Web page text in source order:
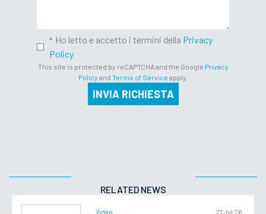
Ho letto e accetto i termini della Privacy
Policy
This site is protected by reCAPTCHA and the Google Privacy
Policy and Terms of Service apply.
INVIA RICHIESTA
RELATED NEWS
Video 27 Jul 26